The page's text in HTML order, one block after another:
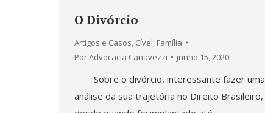
O Divórcio
Artigos e Casos, Cível, Família
PorAdvocacia Canavezzi junho 15, 2020
Sobre o divórcio, interessante fazer uma
análise da sua trajetória no Direito Brasileiro,